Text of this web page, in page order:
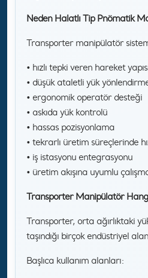
Neden Halatlı Tip Pnömatik
Transporter manipülatör
• hızlı tepki veren hareket
• düşük ataletli yük
• ergonomik operatör desteği
• askıda yük kontrolü
• hassas pozisyonlama
• tekrarlı üretim süreçlerinde
• iş istasyonu entegrasyonu
• üretim akışına uyumlu
Transporter Manipülatör
Transporter, orta ağırlıktaki
taşındığı birçok endüstriyel
Başlıca kullanım alanları: